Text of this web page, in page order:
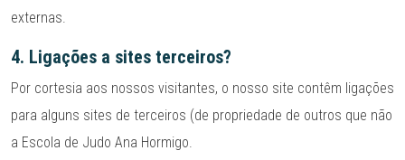
externas.
4. Ligações a sites terceiros?
Por cortesia aos nossos visitantes, o nosso site contêm ligações
para alguns sites de terceiros (de propriedade de outros que não
a Escola de Judo Ana Hormigo.